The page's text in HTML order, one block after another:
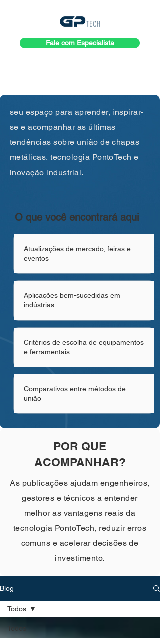
Fale com Especialista
seu espaço para aprender, inspirar-
se e acompanhar as últimas
tendências sobre união de chapas
metálicas, tecnologia PontoTech e
inovação industrial.
O que você encontrará aqui
Atualizações de mercado, feiras e
eventos
Aplicações bem-sucedidas em
indústrias
Critérios de escolha de equipamentos
e ferramentais
Comparativos entre métodos de
união
POR QUE
ACOMPANHAR?
As publicações ajudam engenheiros,
gestores e técnicos a entender
melhor as vantagens reais da
tecnologia PontoTech, reduzir erros
comuns e acelerar decisões de
investimento.
Blog
Todos
Todos